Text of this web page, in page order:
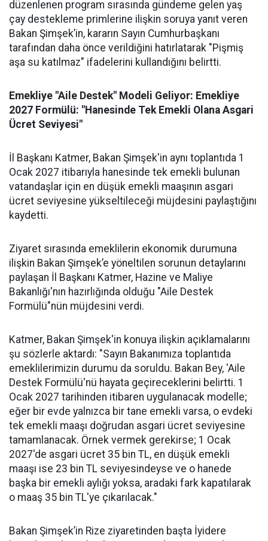
düzenlenen program sırasında gündeme gelen yaş
çay destekleme primlerine ilişkin soruya yanıt veren
Bakan Şimşek’in, kararın Sayın Cumhurbaşkanı
tarafından daha önce verildiğini hatırlatarak "Pişmiş
aşa su katılmaz" ifadelerini kullandığını belirtti.
Emekliye "Aile Destek" Modeli Geliyor: Emekliye
2027 Formülü: "Hanesinde Tek Emekli Olana Asgari
Ücret Seviyesi"
İl Başkanı Katmer, Bakan Şimşek'in aynı toplantıda 1
Ocak 2027 itibarıyla hanesinde tek emekli bulunan
vatandaşlar için en düşük emekli maaşının asgari
ücret seviyesine yükseltileceği müjdesini paylaştığını
kaydetti.
Ziyaret sırasında emeklilerin ekonomik durumuna
ilişkin Bakan Şimşek’e yöneltilen sorunun detaylarını
paylaşan İl Başkanı Katmer, Hazine ve Maliye
Bakanlığı'nın hazırlığında olduğu "Aile Destek
Formülü"nün müjdesini verdi.
Katmer, Bakan Şimşek'in konuya ilişkin açıklamalarını
şu sözlerle aktardı: "Sayın Bakanımıza toplantıda
emeklilerimizin durumu da soruldu. Bakan Bey, 'Aile
Destek Formülü'nü hayata geçireceklerini belirtti. 1
Ocak 2027 tarihinden itibaren uygulanacak modelle;
eğer bir evde yalnızca bir tane emekli varsa, o evdeki
tek emekli maaşı doğrudan asgari ücret seviyesine
tamamlanacak. Örnek vermek gerekirse; 1 Ocak
2027'de asgari ücret 35 bin TL, en düşük emekli
maaşı ise 23 bin TL seviyesindeyse ve o hanede
başka bir emekli aylığı yoksa, aradaki fark kapatılarak
o maaş 35 bin TL'ye çıkarılacak."
Bakan Şimşek’in Rize ziyaretinden başta İyidere